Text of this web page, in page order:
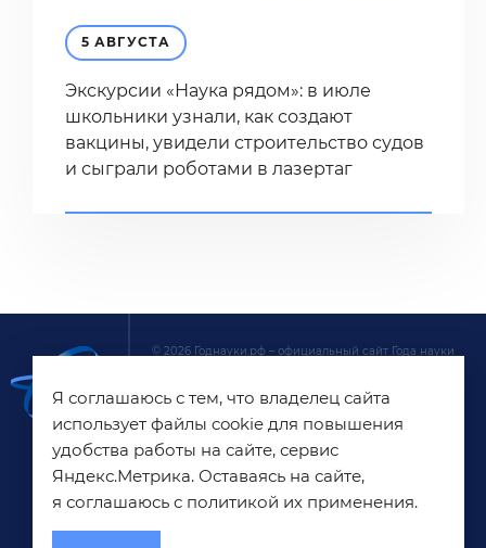
5 АВГУСТА
Экскурсии «Наука рядом»: в июле
школьники узнали, как создают
вакцины, увидели строительство судов
и сыграли роботами в лазертаг
© 2026 Годнауки.рф – официальный сайт Года науки
информация о главных новостях, онлайн-
трансляциях, акциях и мероприятиях Года науки
и технологий. Сайт создан при поддержке
АНО «Национальные приоритеты»
Пользовательское соглашение
Политика конфиденциальности
Я соглашаюсь с тем, что владелец сайта
использует файлы cookie для повышения
удобства работы на сайте, сервис
Яндекс.Метрика. Оставаясь на сайте,
я соглашаюсь с политикой их применения.